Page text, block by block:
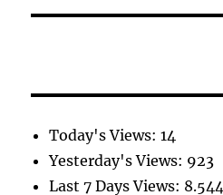
Today's Views:14
Yesterday's Views: 923
Last 7 Days Views: 8.544